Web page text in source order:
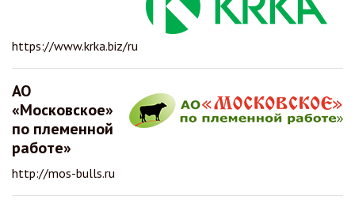
https://www.krka.biz/ru
АО
«Московское»
по племенной
работе»
http://mos-bulls.ru